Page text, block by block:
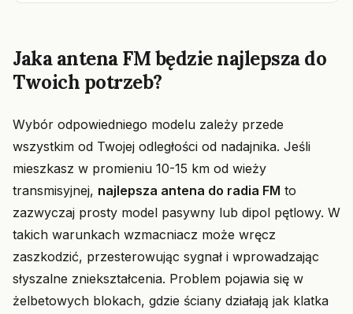
Jaka antena FM będzie najlepsza do
Twoich potrzeb?
Wybór odpowiedniego modelu zależy przede
wszystkim od Twojej odległości od nadajnika. Jeśli
mieszkasz w promieniu 10-15 km od wieży
transmisyjnej, najlepsza antena do radia FM to
zazwyczaj prosty model pasywny lub dipol pętlowy. W
takich warunkach wzmacniacz może wręcz
zaszkodzić, przesterowując sygnał i wprowadzając
słyszalne zniekształcenia. Problem pojawia się w
żelbetowych blokach, gdzie ściany działają jak klatka